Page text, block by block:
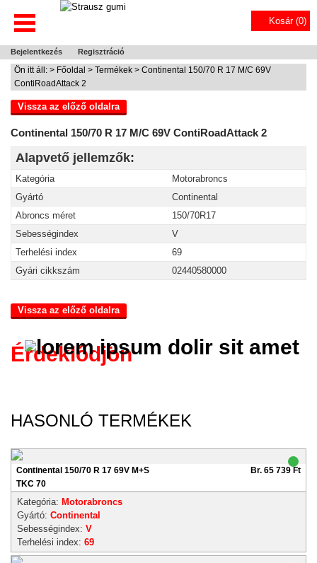
Kosár (0)
Bejelentkezés Regisztráció
Ön itt áll: > Főoldal > Termékek > Continental 150/70 R 17 M/C 69V
ContiRoadAttack 2
Vissza az előző oldalra
Continental 150/70 R 17 M/C 69V ContiRoadAttack 2
Alapvető jellemzők:
Kategória
Motorabroncs
Gyártó
Continental
Abroncs méret
150/70R17
Sebességindex
V
Terhelési index
69
Gyári cikkszám
02440580000
Vissza az előző oldalra
Érdeklődjön
HASONLÓ TERMÉKEK
Continental 150/70 R 17 69V M+S
TKC 70
Br. 65 739 Ft
Kategória: Motorabroncs
Gyártó: Continental
Sebességindex: V
Terhelési index: 69